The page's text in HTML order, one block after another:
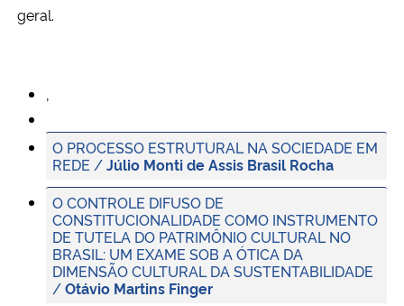
Ministério do Turismo
Controladoria-Geral da União
Ministério da Mulher, da Família e dos Direitos Humanos
Secretaria-Geral
Secretaria de Governo
geral.
,
O PROCESSO ESTRUTURAL NA SOCIEDADE EM
REDE /Júlio Monti de Assis Brasil Rocha
O CONTROLE DIFUSO DE
CONSTITUCIONALIDADE COMO INSTRUMENTO
DE TUTELA DO PATRIMÔNIO CULTURAL NO
BRASIL: UM EXAME SOB A ÓTICA DA
DIMENSÃO CULTURAL DA SUSTENTABILIDADE
/Otávio Martins Finger